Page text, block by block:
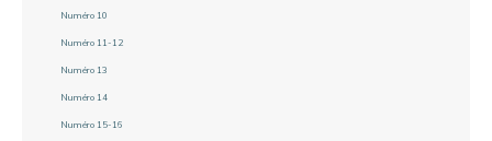
Numéro 10
Numéro 11-12
Numéro 13
Numéro 14
Numéro 15-16